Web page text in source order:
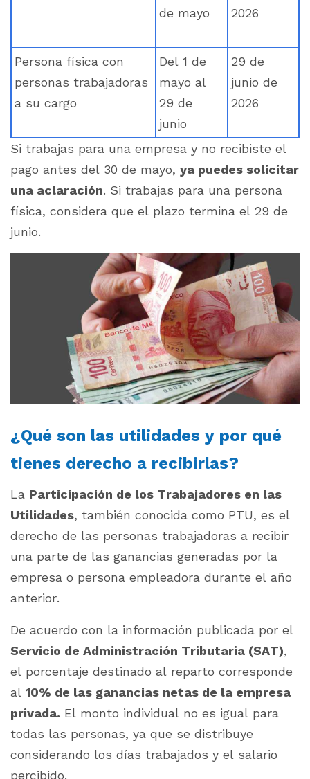
de mayo
2026
Persona física con
personas trabajadoras
a su cargo
Del 1 de
mayo al
29 de
junio
29 de
junio de
2026
Si trabajas para una empresa y no recibiste el
pago antes del 30 de mayo, ya puedes solicitar
una aclaración. Si trabajas para una persona
física, considera que el plazo termina el 29 de
junio.
¿Qué son las utilidades y por qué
tienes derecho a recibirlas?
La Participación de los Trabajadores en las
Utilidades, también conocida como PTU, es el
derecho de las personas trabajadoras a recibir
una parte de las ganancias generadas por la
empresa o persona empleadora durante el año
anterior.
De acuerdo con la información publicada por el
Servicio de Administración Tributaria (SAT),
el porcentaje destinado al reparto corresponde
al 10% de las ganancias netas de la empresa
privada. El monto individual no es igual para
todas las personas, ya que se distribuye
considerando los días trabajados y el salario
percibido.